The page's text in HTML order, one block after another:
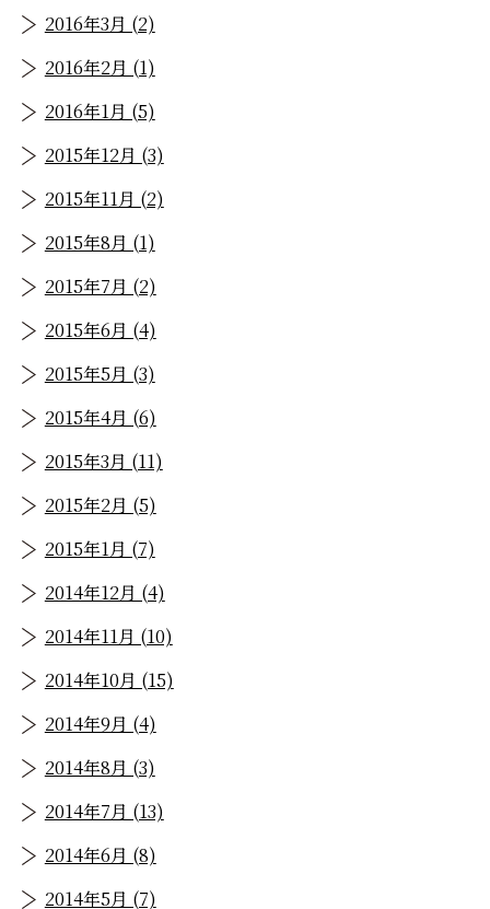
2016年3月 (2)
2016年2月 (1)
2016年1月 (5)
2015年12月 (3)
2015年11月 (2)
2015年8月 (1)
2015年7月 (2)
2015年6月 (4)
2015年5月 (3)
2015年4月 (6)
2015年3月 (11)
2015年2月 (5)
2015年1月 (7)
2014年12月 (4)
2014年11月 (10)
2014年10月 (15)
2014年9月 (4)
2014年8月 (3)
2014年7月 (13)
2014年6月 (8)
2014年5月 (7)